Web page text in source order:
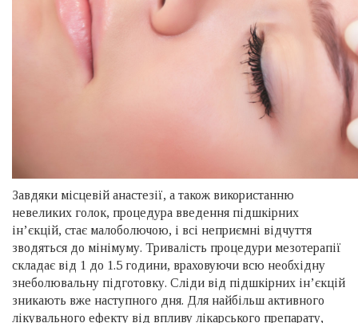
Завдяки місцевій анастезії, а також використанню
невеликих голок, процедура введення підшкірних
ін’єкцій, стає малоболючою, і всі неприємні відчуття
зводяться до мінімуму. Тривалість процедури мезотерапії
складає від 1 до 1.5 години, враховуючи всю необхідну
знеболювальну підготовку. Сліди від підшкірних ін’єкцій
зникають вже наступного дня. Для найбільш активного
лікувального ефекту від впливу лікарського препарату,